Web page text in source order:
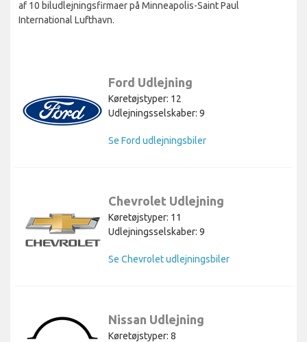
af 10 biludlejningsfirmaer på Minneapolis-Saint Paul
International Lufthavn.
Ford Udlejning
Køretøjstyper: 12
Udlejningsselskaber: 9
Se Ford udlejningsbiler
Chevrolet Udlejning
Køretøjstyper: 11
Udlejningsselskaber: 9
Se Chevrolet udlejningsbiler
Nissan Udlejning
Køretøjstyper: 8